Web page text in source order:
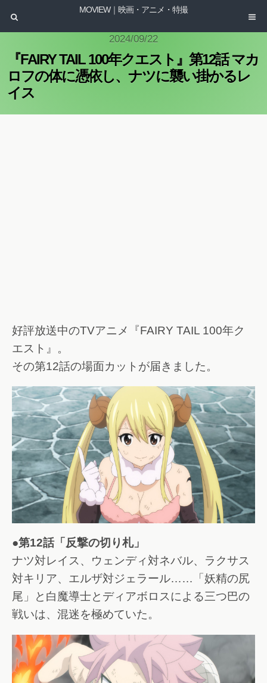
MOVIEW｜映画・アニメ・特撮
2024/09/22
『FAIRY TAIL 100年クエスト』第12話 マカ
ロフの体に憑依し、ナツに襲い掛かるレ
イス
好評放送中のTVアニメ『FAIRY TAIL 100年ク
エスト』。
その第12話の場面カットが届きました。
●第12話「反撃の切り札」
ナツ対レイス、ウェンディ対ネバル、ラクサス
対キリア、エルザ対ジェラール……「妖精の尻
尾」と白魔導士とディアボロスによる三つ巴の
戦いは、混迷を極めていた。